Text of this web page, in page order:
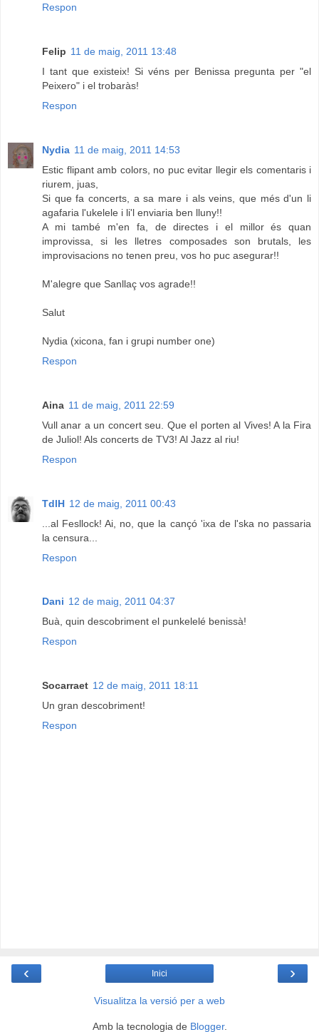
Respon
Felip 11 de maig, 2011 13:48
I tant que existeix! Si véns per Benissa pregunta per "el
Peixero" i el trobaràs!
Respon
Nydia 11 de maig, 2011 14:53
Estic flipant amb colors, no puc evitar llegir els comentaris i
riurem, juas,
Si que fa concerts, a sa mare i als veins, que més d'un li
agafaria l'ukelele i li'l enviaria ben lluny!!
A mi també m'en fa, de directes i el millor és quan
improvissa, si les lletres composades son brutals, les
improvisacions no tenen preu, vos ho puc asegurar!!
M'alegre que Sanllaç vos agrade!!
Salut
Nydia (xicona, fan i grupi number one)
Respon
Aina 11 de maig, 2011 22:59
Vull anar a un concert seu. Que el porten al Vives! A la Fira
de Juliol! Als concerts de TV3! Al Jazz al riu!
Respon
TdlH 12 de maig, 2011 00:43
...al Fesllock! Ai, no, que la cançó 'ixa de l'ska no passaria
la censura...
Respon
Dani 12 de maig, 2011 04:37
Buà, quin descobriment el punkelelé benissà!
Respon
Socarraet 12 de maig, 2011 18:11
Un gran descobriment!
Respon
‹ ›
Inici
Visualitza la versió per a web
Amb la tecnologia de Blogger.